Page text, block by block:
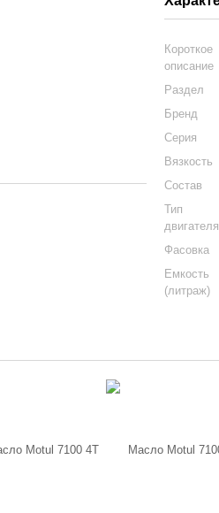
Короткое
описание
Раздел
Бренд
Серия
Вязкость
Состав
Тип
двигателя
Фасовка
Емкость
(литраж)